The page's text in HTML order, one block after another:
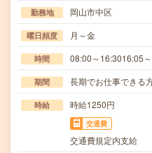
勤務地 岡山市中区
曜日頻度 月～金
時間 08:00～16:3016:05
期間 長期でお仕事できる
時給 時給1250円
交通費
交通費規定内支給